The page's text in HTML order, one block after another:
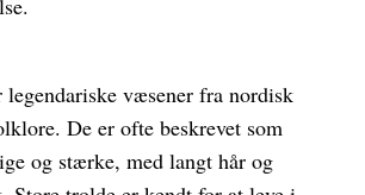
legendariske væsener fra nordisk
De er ofte beskrevet som
og stærke, med langt hår og